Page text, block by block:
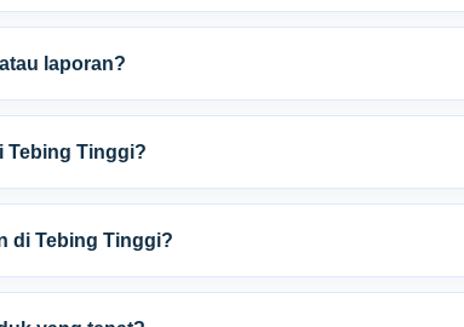
laporan?
Tebing Tinggi?
di Tebing Tinggi?